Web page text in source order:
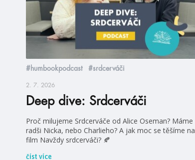
#humbookpodcast #srdcerváči
2. 7. 2026
Deep dive: Srdcerváči
Proč milujeme Srdcerváče od Alice Oseman? Máme
radši Nicka, nebo Charlieho? A jak moc se těšíme na
film Navždy srdcerváči? 🍂
číst více